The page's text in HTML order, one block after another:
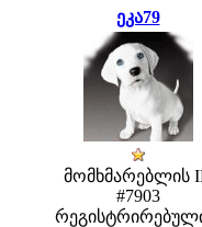
ეკა79
მომხმარებლის
#7903